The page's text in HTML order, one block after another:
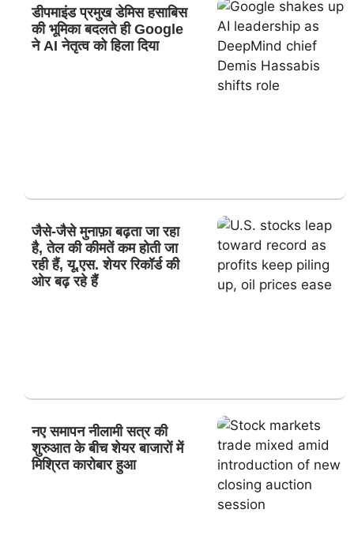
डीपमाइंड प्रमुख डेमिस हसाबिस
की भूमिका बदलते ही Google
ने AI नेतृत्व को हिला दिया
जैसे-जैसे मुनाफ़ा बढ़ता जा रहा
है, तेल की कीमतें कम होती जा
रही हैं, यू.एस. शेयर रिकॉर्ड की
ओर बढ़ रहे हैं
नए समापन नीलामी सत्र की
शुरुआत के बीच शेयर बाजारों में
मिश्रित कारोबार हुआ